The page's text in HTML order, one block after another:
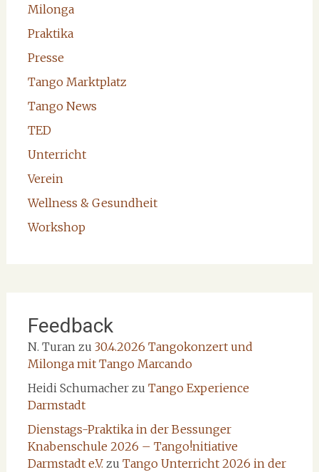
Milonga
Praktika
Presse
Tango Marktplatz
Tango News
TED
Unterricht
Verein
Wellness & Gesundheit
Workshop
Feedback
N. Turan zu 30.4.2026 Tangokonzert und
Milonga mit Tango Marcando
Heidi Schumacherzu Tango Experience
Darmstadt
Dienstags-Praktika in der Bessunger
Knabenschule 2026 – Tango!nitiative
Darmstadt e.V.zu Tango Unterricht 2026 in der